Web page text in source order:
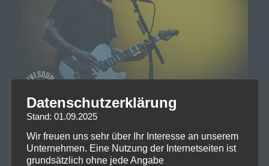
Datenschutzerklärung
Stand: 01.09.2025
Wir freuen uns sehr über Ihr Interesse an unserem
Unternehmen. Eine Nutzung der Internetseiten ist
grundsätzlich ohne jede Angabe